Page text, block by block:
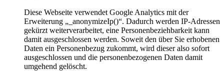
Diese Webseite verwendet Google Analytics mit der
Erweiterung „_anonymizeIp()“. Dadurch werden IP-Adressen
gekürzt weiterverarbeitet, eine Personenbeziehbarkeit kann
damit ausgeschlossen werden. Soweit den über Sie erhobenen
Daten ein Personenbezug zukommt, wird dieser also sofort
ausgeschlossen und die personenbezogenen Daten damit
umgehend gelöscht.